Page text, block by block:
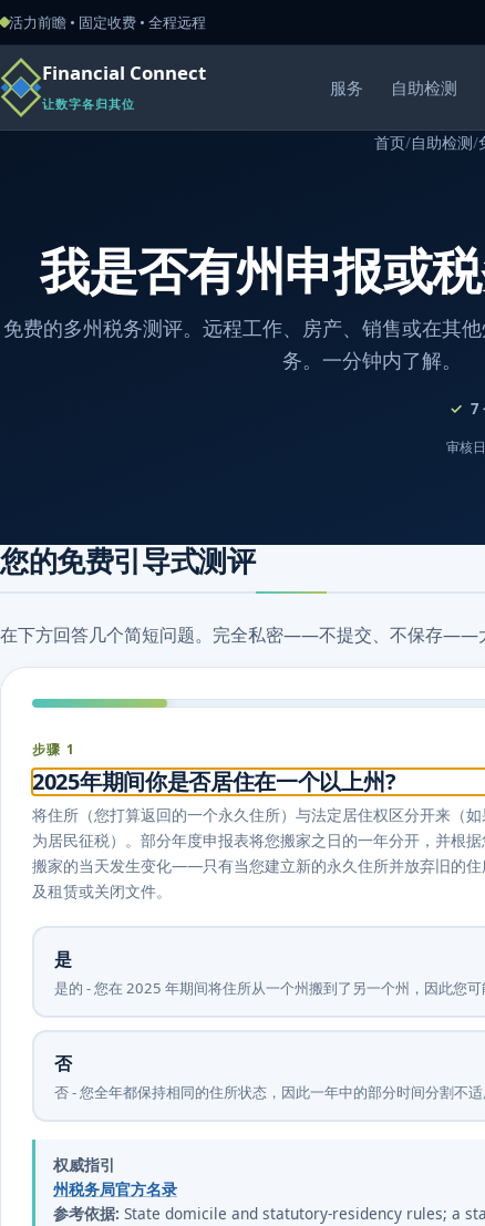
活力前瞻 • 固定收费 • 全程远程
Financial Connect
让数字各归其位
服务 自助检测
首页/自助检测/
我是否有州申报或
免费的多州税务测评。远程工作、房产、销售或在其
务。一分钟内了解。
7
审核
您的免费引导式测评
在下方回答几个简短问题。完全私密——不提交、不保存——
步骤 1
2025年期间你是否居住在一个以上州?
将住所（您打算返回的一个永久住所）与法定居住权区分开来（
为居民征税）。部分年度申报表将您搬家之日的一年分开，并根
搬家的当天发生变化——只有当您建立新的永久住所并放弃旧的
及租赁或关闭文件。
是
是的 - 您在 2025 年期间将住所从一个州搬到了另一个州，因此您
否
否 - 您全年都保持相同的住所状态，因此一年中的部分时间分割不
权威指引
州税务局官方名录
参考依据: State domicile and statutory-residency rules; a